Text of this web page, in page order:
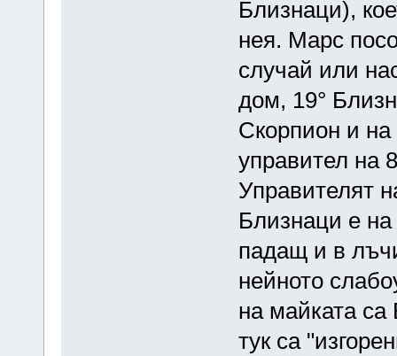
Близнаци),
нея. Марс
случай или
дом, 19°
Скорпион и на
управител на
Управителят
Близнаци е на
падащ и в
нейното
на майката са
тук са